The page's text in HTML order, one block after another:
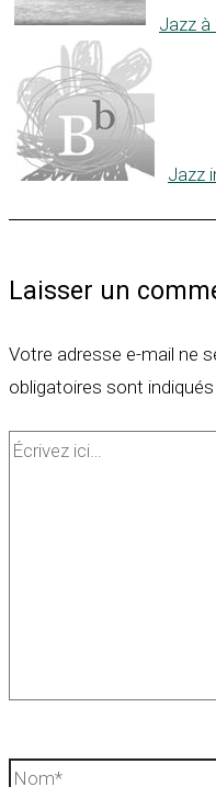
Jazz à
Jazz
Laisser un
Votre adresse e-mail ne
obligatoires sont
Écrivez
Nom*